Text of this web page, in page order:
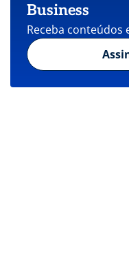
Business
Receba conteúdos